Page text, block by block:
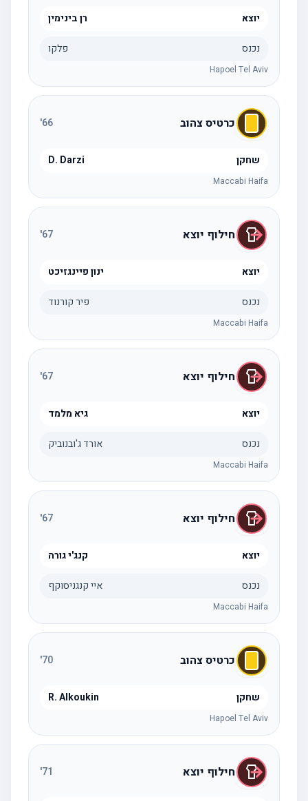
יוצא רן בינימין
נכנס פלקו
Hapoel Tel Aviv
כרטיס צהוב 66
'
שחקן D. Darzi
Maccabi Haifa
חילוף יוצא 67
'
יוצא ינון פיינגזיכט
נכנס פיר קורנוד
Maccabi Haifa
חילוף יוצא 67
'
יוצא גיא מלמד
נכנס אורד ג'ובנוביק
Maccabi Haifa
חילוף יוצא 67
'
יוצא קנג'י גורה
נכנס איי קנגניסוקף
Maccabi Haifa
כרטיס צהוב 70
'
שחקן R. Alkoukin
Hapoel Tel Aviv
חילוף יוצא 71
'